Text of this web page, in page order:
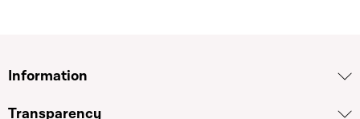
Information
Transparency